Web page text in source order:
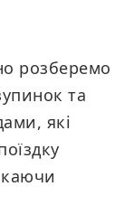
розберемо
та
які